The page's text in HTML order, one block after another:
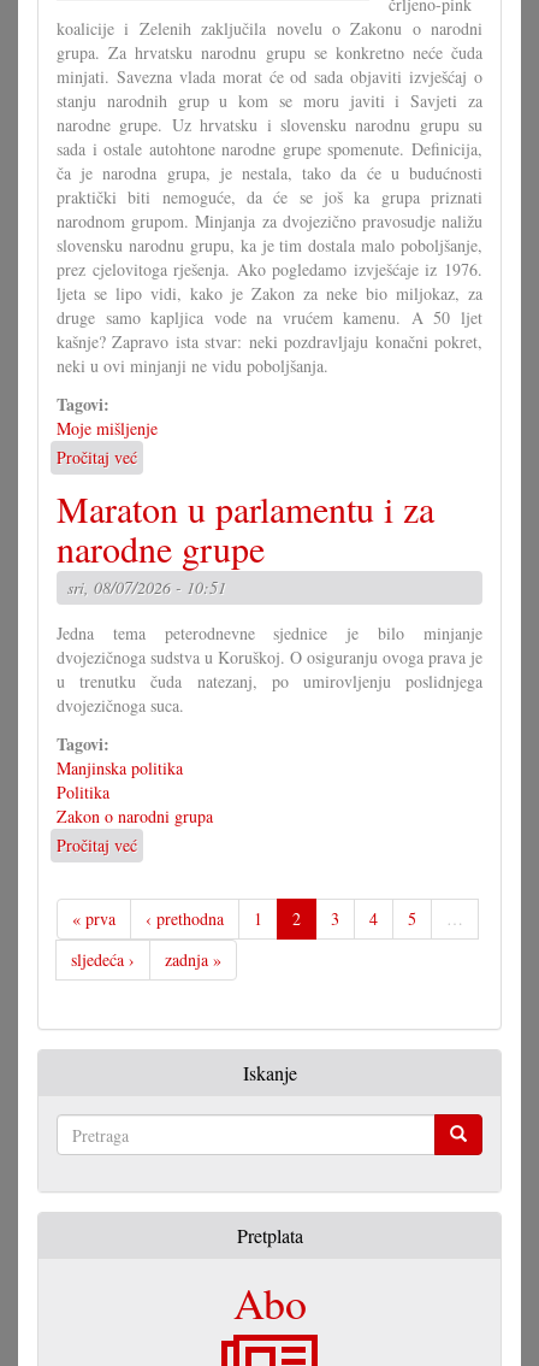
koalicije i Zelenih zaključila novelu o Zakonu o narodni
grupa. Za hrvatsku narodnu grupu se konkretno neće čuda
minjati. Savezna vlada morat će od sada objaviti izvješćaj o
stanju narodnih grup u kom se moru javiti i Savjeti za
narodne grupe. Uz hrvatsku i slovensku narodnu grupu su
sada i ostale autohtone narodne grupe spomenute. Definicija,
ča je narodna grupa, je nestala, tako da će u budućnosti
praktički biti nemoguće, da će se još ka grupa priznati
narodnom grupom. Minjanja za dvojezično pravosudje naližu
slovensku narodnu grupu, ka je tim dostala malo poboljšanje,
prez cjelovitoga rješenja. Ako pogledamo izvješćaje iz 1976.
ljeta se lipo vidi, kako je Zakon za neke bio miljokaz, za
druge samo kapljica vode na vrućem kamenu. A 50 ljet
kašnje? Zapravo ista stvar: neki pozdravljaju konačni pokret,
neki u ovi minjanji ne vidu poboljšanja.
Tagovi:
Moje mišljenje
Pročitaj već
Zakon
mora
dati
odgovore
Maraton u parlamentu i za
narodne grupe
sri, 08/07/2026 - 10:51
Jedna tema peterodnevne sjednice je bilo minjanje
dvojezičnoga sudstva u Koruškoj. O osiguranju ovoga prava je
u trenutku čuda natezanj, po umirovljenju poslidnjega
dvojezičnoga suca.
Tagovi:
Manjinska politika
Politika
Zakon o narodni grupa
Pročitaj već
Maraton
u
parlamentu
i
« prva ‹ prethodna 1 2 3 4 5
…
sljedeća ›
zadnja »
Iskanje
Pretplata
Abo